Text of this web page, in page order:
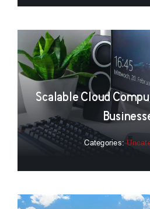
Scalable Cloud
Categories: